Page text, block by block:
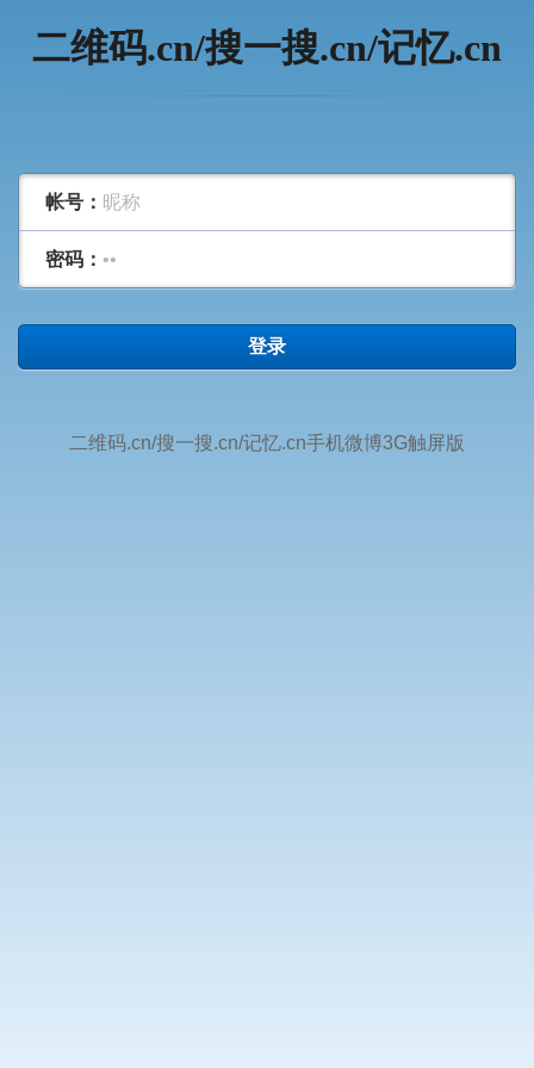
二维码.cn/搜一搜.cn/记忆.cn
帐号：
密码：
登录
二维码.cn/搜一搜.cn/记忆.cn手机微博3G触屏版